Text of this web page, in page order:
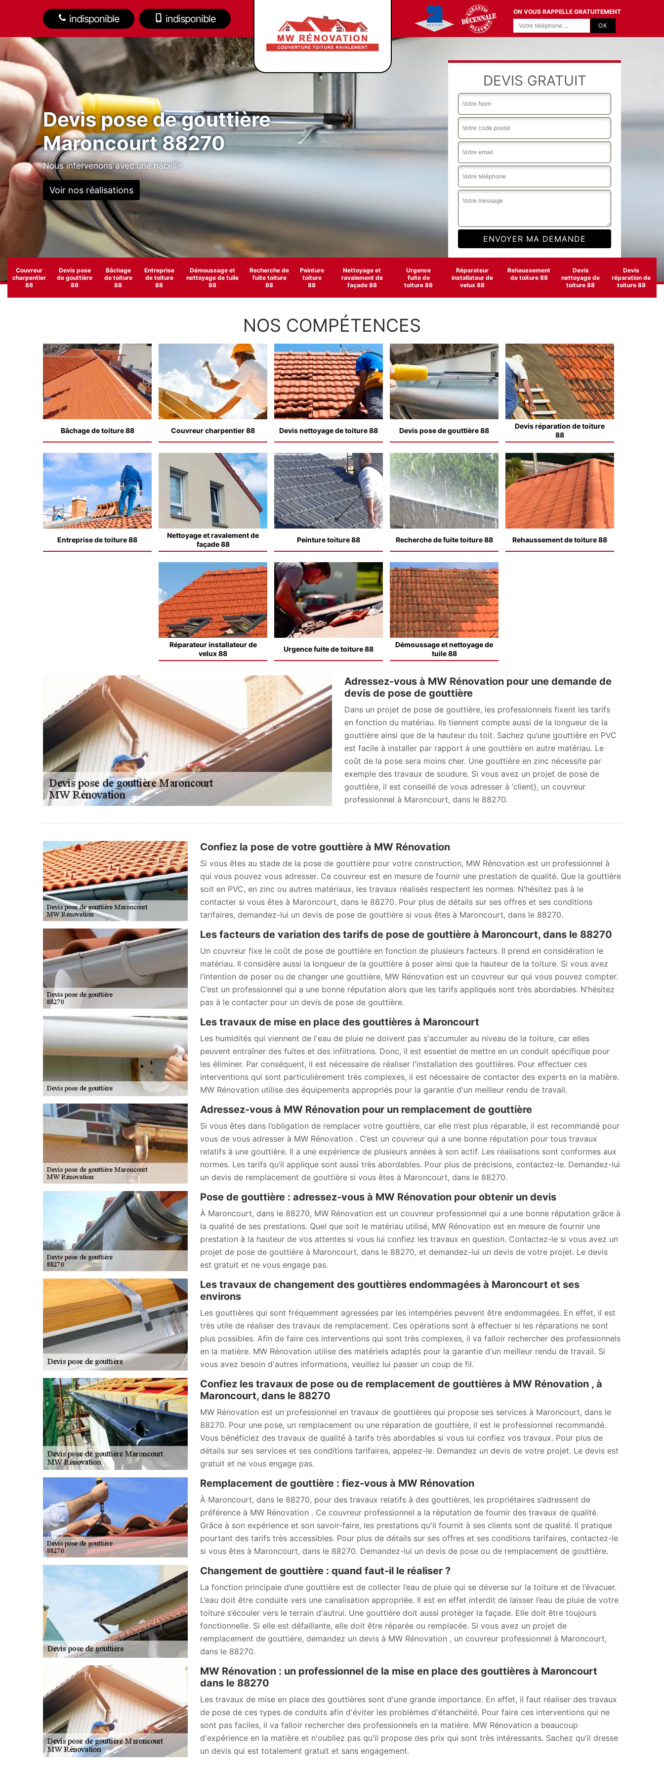
indisponible indisponible
ON VOUS RAPPELLE GRATUITEMENT
Devis pose de gouttière
Maroncourt 88270
Nous intervenons avec une nacelle
Voir nos réalisations
DEVIS GRATUIT
Couvreur
charpentier
88
Devis pose
de gouttière
88
Bâchage
de toiture
88
Entreprise
de toiture
88
Démoussage et
nettoyage de tuile
88
Recherche de
fuite toiture
88
Peinture
toiture
88
Nettoyage et
ravalement de
façade 88
Urgence
fuite de
toiture 88
Réparateur
installateur de
velux 88
Rehaussement
de toiture 88
Devis
nettoyage de
toiture 88
Devis
réparation de
toiture 88
NOS COMPÉTENCES
Bâchage de toiture 88 Couvreur charpentier 88 Devis nettoyage de toiture 88 Devis pose de gouttière 88
Devis réparation de toiture
88
Entreprise de toiture 88
Nettoyage et ravalement de
façade 88
Peinture toiture 88 Recherche de fuite toiture 88 Rehaussement de toiture 88
Réparateur installateur de
velux 88
Urgence fuite de toiture 88
Démoussage et nettoyage de
tuile 88
Adressez-vous à MW Rénovation pour une demande de
devis de pose de gouttière
Dans un projet de pose de gouttière, les professionnels fixent les tarifs
en fonction du matériau. Ils tiennent compte aussi de la longueur de la
gouttière ainsi que de la hauteur du toit. Sachez qu’une gouttière en PVC
est facile à installer par rapport à une gouttière en autre matériau. Le
coût de la pose sera moins cher. Une gouttière en zinc nécessite par
exemple des travaux de soudure. Si vous avez un projet de pose de
gouttière, il est conseillé de vous adresser à ‘client}, un couvreur
professionnel à Maroncourt, dans le 88270.
Confiez la pose de votre gouttière à MW Rénovation
Si vous êtes au stade de la pose de gouttière pour votre construction, MW Rénovation est un professionnel à
qui vous pouvez vous adresser. Ce couvreur est en mesure de fournir une prestation de qualité. Que la gouttière
soit en PVC, en zinc ou autres matériaux, les travaux réalisés respectent les normes. N’hésitez pas à le
contacter si vous êtes à Maroncourt, dans le 88270. Pour plus de détails sur ses offres et ses conditions
tarifaires, demandez-lui un devis de pose de gouttière si vous êtes à Maroncourt, dans le 88270.
Les facteurs de variation des tarifs de pose de gouttière à Maroncourt, dans le 88270
Un couvreur fixe le coût de pose de gouttière en fonction de plusieurs facteurs. Il prend en considération le
matériau. Il considère aussi la longueur de la gouttière à poser ainsi que la hauteur de la toiture. Si vous avez
l’intention de poser ou de changer une gouttière, MW Rénovation est un couvreur sur qui vous pouvez compter.
C’est un professionnel qui a une bonne réputation alors que les tarifs appliqués sont très abordables. N’hésitez
pas à le contacter pour un devis de pose de gouttière.
Les travaux de mise en place des gouttières à Maroncourt
Les humidités qui viennent de l'eau de pluie ne doivent pas s'accumuler au niveau de la toiture, car elles
peuvent entraîner des fuites et des infiltrations. Donc, il est essentiel de mettre en un conduit spécifique pour
les éliminer. Par conséquent, il est nécessaire de réaliser l'installation des gouttières. Pour effectuer ces
interventions qui sont particulièrement très complexes, il est nécessaire de contacter des experts en la matière.
MW Rénovation utilise des équipements appropriés pour la garantie d'un meilleur rendu de travail.
Adressez-vous à MW Rénovation pour un remplacement de gouttière
Si vous êtes dans l’obligation de remplacer votre gouttière, car elle n’est plus réparable, il est recommandé pour
vous de vous adresser à MW Rénovation . C’est un couvreur qui a une bonne réputation pour tous travaux
relatifs à une gouttière. Il a une expérience de plusieurs années à son actif. Les réalisations sont conformes aux
normes. Les tarifs qu’il applique sont aussi très abordables. Pour plus de précisions, contactez-le. Demandez-lui
un devis de remplacement de gouttière si vous êtes à Maroncourt, dans le 88270.
Pose de gouttière : adressez-vous à MW Rénovation pour obtenir un devis
À Maroncourt, dans le 88270, MW Rénovation est un couvreur professionnel qui a une bonne réputation grâce à
la qualité de ses prestations. Quel que soit le matériau utilisé, MW Rénovation est en mesure de fournir une
prestation à la hauteur de vos attentes si vous lui confiez les travaux en question. Contactez-le si vous avez un
projet de pose de gouttière à Maroncourt, dans le 88270, et demandez-lui un devis de votre projet. Le devis
est gratuit et ne vous engage pas.
Les travaux de changement des gouttières endommagées à Maroncourt et ses
environs
Les gouttières qui sont fréquemment agressées par les intempéries peuvent être endommagées. En effet, il est
très utile de réaliser des travaux de remplacement. Ces opérations sont à effectuer si les réparations ne sont
plus possibles. Afin de faire ces interventions qui sont très complexes, il va falloir rechercher des professionnels
en la matière. MW Rénovation utilise des matériels adaptés pour la garantie d'un meilleur rendu de travail. Si
vous avez besoin d'autres informations, veuillez lui passer un coup de fil.
Confiez les travaux de pose ou de remplacement de gouttières à MW Rénovation , à
Maroncourt, dans le 88270
MW Rénovation est un professionnel en travaux de gouttières qui propose ses services à Maroncourt, dans le
88270. Pour une pose, un remplacement ou une réparation de gouttière, il est le professionnel recommandé.
Vous bénéficiez des travaux de qualité à tarifs très abordables si vous lui confiez vos travaux. Pour plus de
détails sur ses services et ses conditions tarifaires, appelez-le. Demandez un devis de votre projet. Le devis est
gratuit et ne vous engage pas.
Remplacement de gouttière : fiez-vous à MW Rénovation
À Maroncourt, dans le 88270, pour des travaux relatifs à des gouttières, les propriétaires s’adressent de
préférence à MW Rénovation . Ce couvreur professionnel a la réputation de fournir des travaux de qualité.
Grâce à son expérience et son savoir-faire, les prestations qu'il fournit à ses clients sont de qualité. Il pratique
pourtant des tarifs très accessibles. Pour plus de détails sur ses offres et ses conditions tarifaires, contactez-le
si vous êtes à Maroncourt, dans le 88270. Demandez-lui un devis de pose ou de remplacement de gouttière.
Changement de gouttière : quand faut-il le réaliser ?
La fonction principale d’une gouttière est de collecter l’eau de pluie qui se déverse sur la toiture et de l’évacuer.
L’eau doit être conduite vers une canalisation appropriée. Il est en effet interdit de laisser l’eau de pluie de votre
toiture s’écouler vers le terrain d'autrui. Une gouttière doit aussi protéger la façade. Elle doit être toujours
fonctionnelle. Si elle est défaillante, elle doit être réparée ou remplacée. Si vous avez un projet de
remplacement de gouttière, demandez un devis à MW Rénovation , un couvreur professionnel à Maroncourt,
dans le 88270.
MW Rénovation : un professionnel de la mise en place des gouttières à Maroncourt
dans le 88270
Les travaux de mise en place des gouttières sont d'une grande importance. En effet, il faut réaliser des travaux
de pose de ces types de conduits afin d'éviter les problèmes d'étanchéité. Pour faire ces interventions qui ne
sont pas faciles, il va falloir rechercher des professionnels en la matière. MW Rénovation a beaucoup
d'expérience en la matière et n'oubliez pas qu'il propose des prix qui sont très intéressants. Sachez qu'il dresse
un devis qui est totalement gratuit et sans engagement.